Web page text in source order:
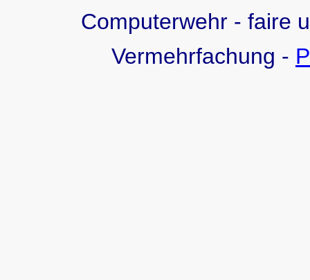
Computerwehr - faire
Vermehrfachung -